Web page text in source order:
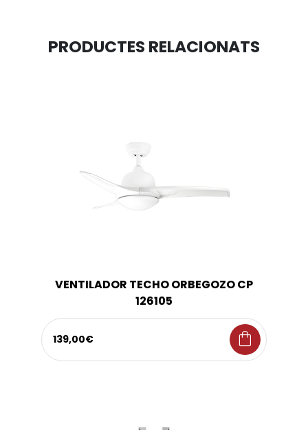
PRODUCTES RELACIONATS
VENTILADOR TECHO ORBEGOZO CP
126105
139,00€ shopping_bag